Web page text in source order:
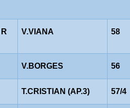
V.VIANA 58
V.BORGES 56
T.CRISTIAN (AP.3) 57/4